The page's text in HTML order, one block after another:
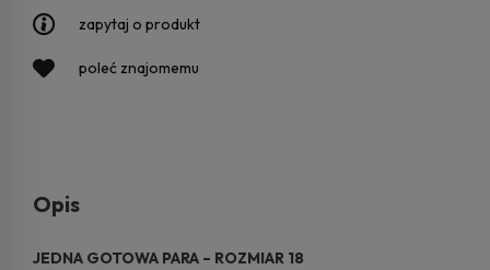
zapytaj o produkt
poleć znajomemu
Opis
JEDNA GOTOWA PARA – ROZMIAR 18